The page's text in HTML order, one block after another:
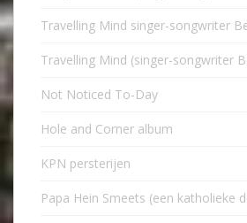
Travelling Mind singer-songwriter
Travelling Mind (singer-songwriter
Not Noticed To-Day
Hole and Corner album
KPN persterijen
Papa Hein Smeets (een katholieke